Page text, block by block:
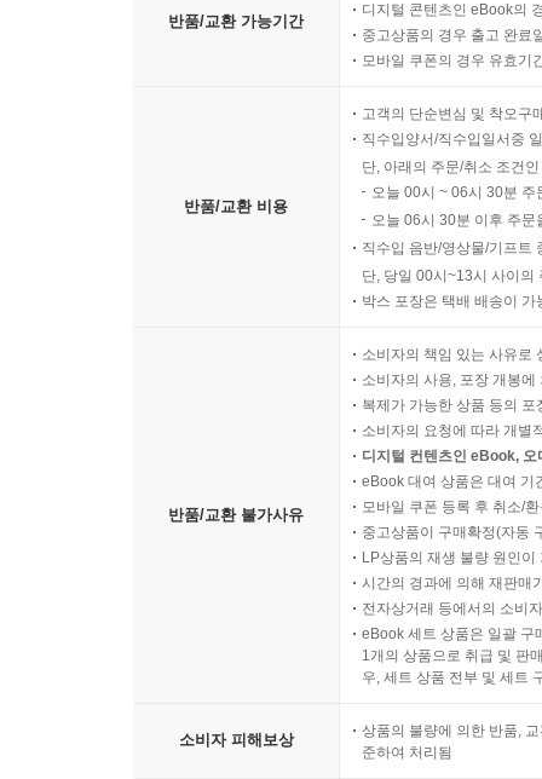
“뜬구름 잡지 않는, 모자이크 처리 없는, 적나라하
“지금 당장 당신을 부동산 투자자로 만들어줄 유
책으로 소장할 수 있다는 건 그야말로 행운이다!”
“그를 만나서 기적을 경험했다. 그가 강의에서 알
6개월이 지난 지금, 집값은 1억 원이 올랐다!” _로
“50대 중반, 퇴직을 눈앞에 두고 살길이 막막해
“잭파시 님의 글은 세 번씩 읽는다. 디테일한 투
다지면서 세 번, 그렇게 나는 아파트 투자의 신세
“잭파시 님의 글은 개미지옥이다. ‘이래도 되나
헤어나올 수 없다. 공짜로 읽는 게 미안할 정도로
반품/교환 가능기간
디지털 콘텐츠인 eBook의
중고상품의 경우 출고 완료
모바일 쿠폰의 경우 유효기
반품/교환 비용
고객의 단순변심 및 착오구
직수입양서/직수입일서중
단, 아래의 주문/취소 조건
오늘 00시 ~ 06시 30분
오늘 06시 30분 이후 주
직수입 음반/영상물/기프트
단, 당일 00시~13시 사이의
박스 포장은 택배 배송이
반품/교환 불가사유
소비자의 책임 있는 사유로
소비자의 사용, 포장 개봉
복제가 가능한 상품 등의
소비자의 요청에 따라 개별
디지털 컨텐츠인 eBook,
eBook 대여 상품은 대여 기
모바일 쿠폰 등록 후 취소/
중고상품이 구매확정(자동
LP상품의 재생 불량 원인
시간의 경과에 의해 재판매
전자상거래 등에서의 소비
eBook 세트 상품은 일괄 구
1개의 상품으로 취급 및 판
우, 세트 상품 전부 및 세트
소비자 피해보상
상품의 불량에 의한 반품,
준하여 처리됨